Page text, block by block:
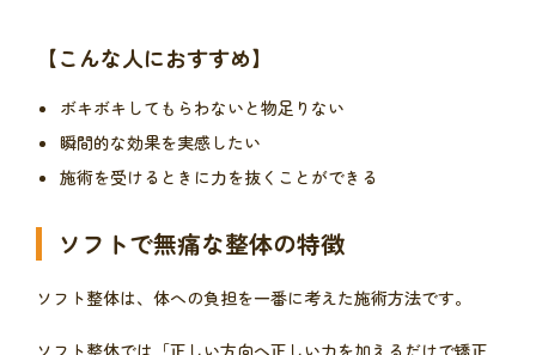
【こんな人におすすめ】
ボキボキしてもらわないと物足りない
瞬間的な効果を実感したい
施術を受けるときに力を抜くことができる
ソフトで無痛な整体の特徴
ソフト整体は、体への負担を一番に考えた施術方法です。